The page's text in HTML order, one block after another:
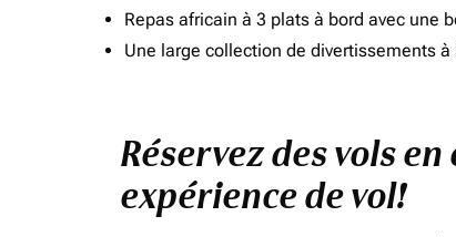
Repas africain à 3 plats à bord avec une
Une large collection de divertissements
Réservez des vols
expérience de vol!